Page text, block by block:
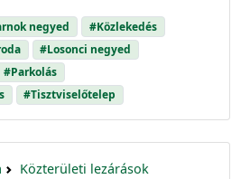
negyed
#Közlekedés
#Losonci negyed
#Parkolás
#Tisztviselőtelep
Közterületi lezárások